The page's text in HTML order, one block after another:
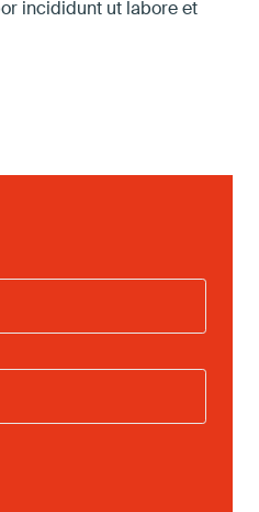
incididunt ut labore et